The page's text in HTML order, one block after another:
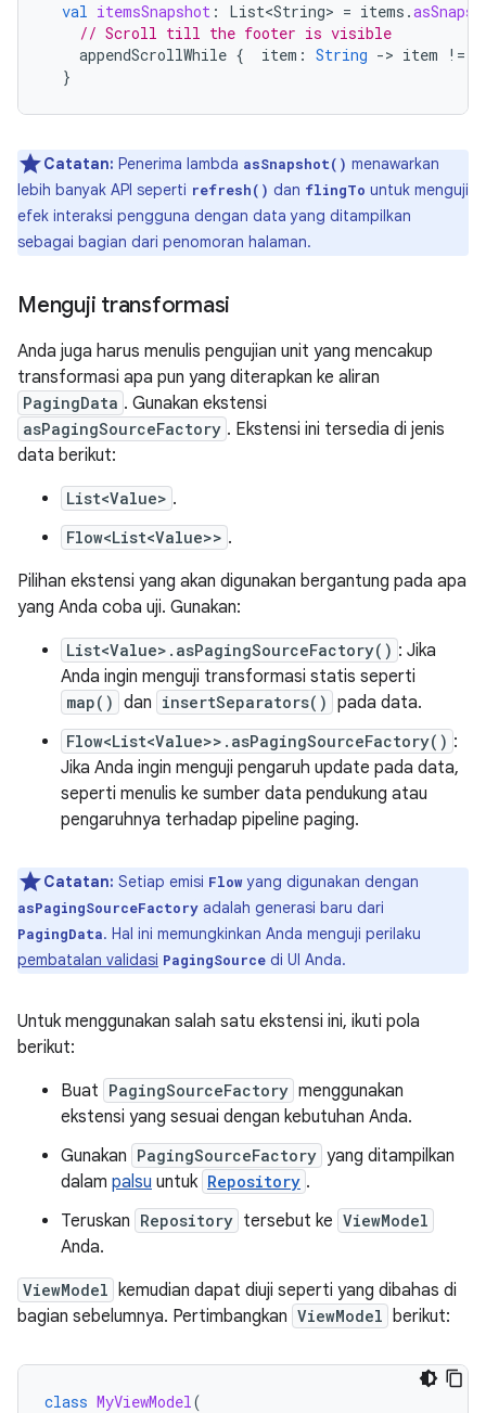
val itemsSnapshot : List<String> = items .
// Scroll till the footer is visible
appendScrollWhile { item : String -> item !=
}
Catatan: Penerima lambda asSnapshot() menawarkan
lebih banyak API seperti refresh() dan flingTo untuk menguji
efek interaksi pengguna dengan data yang ditampilkan
sebagai bagian dari penomoran halaman.
Menguji transformasi
Anda juga harus menulis pengujian unit yang mencakup
transformasi apa pun yang diterapkan ke aliran
PagingData . Gunakan ekstensi
asPagingSourceFactory . Ekstensi ini tersedia di jenis
data berikut:
List<Value> .
Flow<List<Value>> .
Pilihan ekstensi yang akan digunakan bergantung pada apa
yang Anda coba uji. Gunakan:
List<Value>.asPagingSourceFactory() : Jika
Anda ingin menguji transformasi statis seperti
map() dan insertSeparators() pada data.
Flow<List<Value>>.asPagingSourceFactory() :
Jika Anda ingin menguji pengaruh update pada data,
seperti menulis ke sumber data pendukung atau
pengaruhnya terhadap pipeline paging.
Catatan: Setiap emisi Flowyang digunakan dengan
asPagingSourceFactory adalah generasi baru dari
PagingData. Hal ini memungkinkan Anda menguji perilaku
pembatalan validasi PagingSource di UI Anda.
Untuk menggunakan salah satu ekstensi ini, ikuti pola
berikut:
Buat PagingSourceFactory menggunakan
ekstensi yang sesuai dengan kebutuhan Anda.
Gunakan PagingSourceFactory yang ditampilkan
dalam palsu untuk Repository .
Teruskan Repository tersebut ke ViewModel
Anda.
ViewModel kemudian dapat diuji seperti yang dibahas di
bagian sebelumnya. Pertimbangkan ViewModel berikut:
class MyViewModel(